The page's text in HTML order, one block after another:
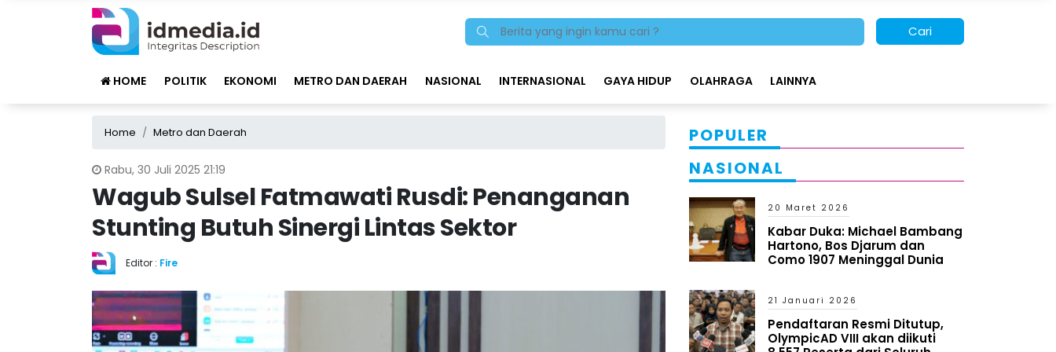
Cari
HOME POLITIK EKONOMI METRO DAN DAERAH NASIONAL INTERNASIONAL GAYA HIDUP OLAHRAGA LAINNYA
Home Metro dan Daerah
Rabu, 30 Juli 2025 21:19
Wagub Sulsel Fatmawati Rusdi: Penanganan
Stunting Butuh Sinergi Lintas Sektor
Editor : Fire
POPULER
NASIONAL
20 Maret 2026
Kabar Duka: Michael Bambang
Hartono, Bos Djarum dan
Como 1907 Meninggal Dunia
21 Januari 2026
Pendaftaran Resmi Ditutup,
OlympicAD VIII akan diikuti